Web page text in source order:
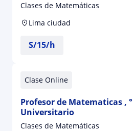
Clases de Matemáticas
Lima ciudad
S/15/h
Clase Online
Profesor de Matematicas ,
Universitario
Clases de Matemáticas